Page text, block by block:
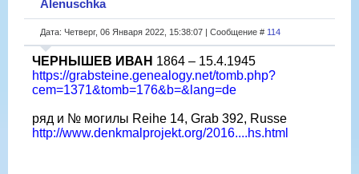
Alenuschka
Дата: Четверг, 06 Января 2022, 15:38:07 | Сообщение # 114
ЧЕРНЫШЕВ ИВАН 1864 – 15.4.1945
https://grabsteine.genealogy.net/tomb.php?
cem=1371&tomb=176&b=&lang=de
ряд и № могилы Reihe 14, Grab 392, Russe
http://www.denkmalprojekt.org/2016....hs.html